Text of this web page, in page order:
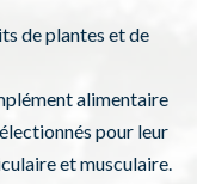
de plantes et de
alimentaire
pour leur
et musculaire.